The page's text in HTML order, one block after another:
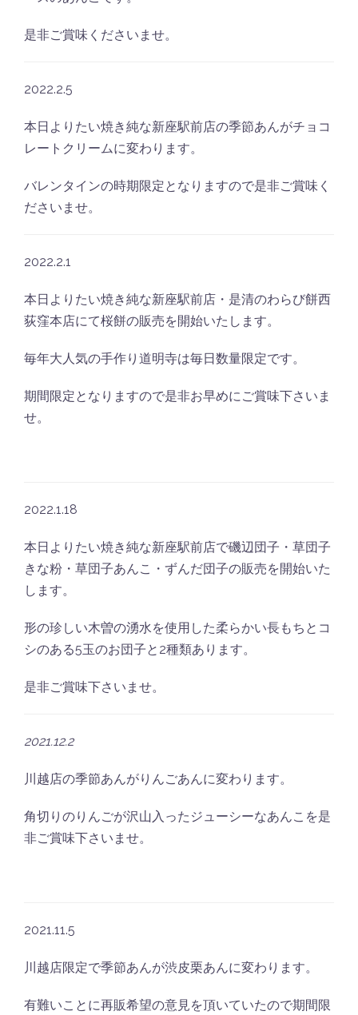
是非ご賞味くださいませ。
2022.2.5
本日よりたい焼き純な新座駅前店の季節あんがチョコ
レートクリームに変わります。
バレンタインの時期限定となりますので是非ご賞味く
ださいませ。
2022.2.1
本日よりたい焼き純な新座駅前店・是清のわらび餅西
荻窪本店にて桜餅の販売を開始いたします。
毎年大人気の手作り道明寺は毎日数量限定です。
期間限定となりますので是非お早めにご賞味下さいま
せ。
2022.1.18
本日よりたい焼き純な新座駅前店で磯辺団子・草団子
きな粉・草団子あんこ・ずんだ団子の販売を開始いた
します。
形の珍しい木曽の湧水を使用した柔らかい長もちとコ
シのある5玉のお団子と2種類あります。
是非ご賞味下さいませ。
2021.12.2
川越店の季節あんがりんごあんに変わります。
角切りのりんごが沢山入ったジューシーなあんこを是
非ご賞味下さいませ。
2021.11.5
川越店限定で季節あんが渋皮栗あんに変わります。
有難いことに再販希望の意見を頂いていたので期間限